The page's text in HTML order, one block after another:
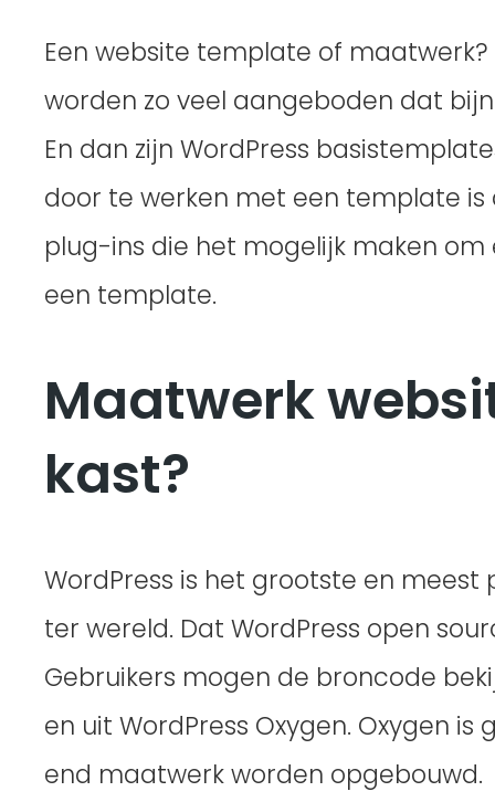
Een website template of
worden zo veel aangeboden dat
En dan zijn WordPress
door te werken met een template
plug-ins die het mogelijk maken
een template.
Maatwerk
kast?
WordPress is het grootste en
ter wereld. Dat WordPress open
Gebruikers mogen de broncode
en uit WordPress Oxygen. Oxygen
end maatwerk worden opgebouwd.